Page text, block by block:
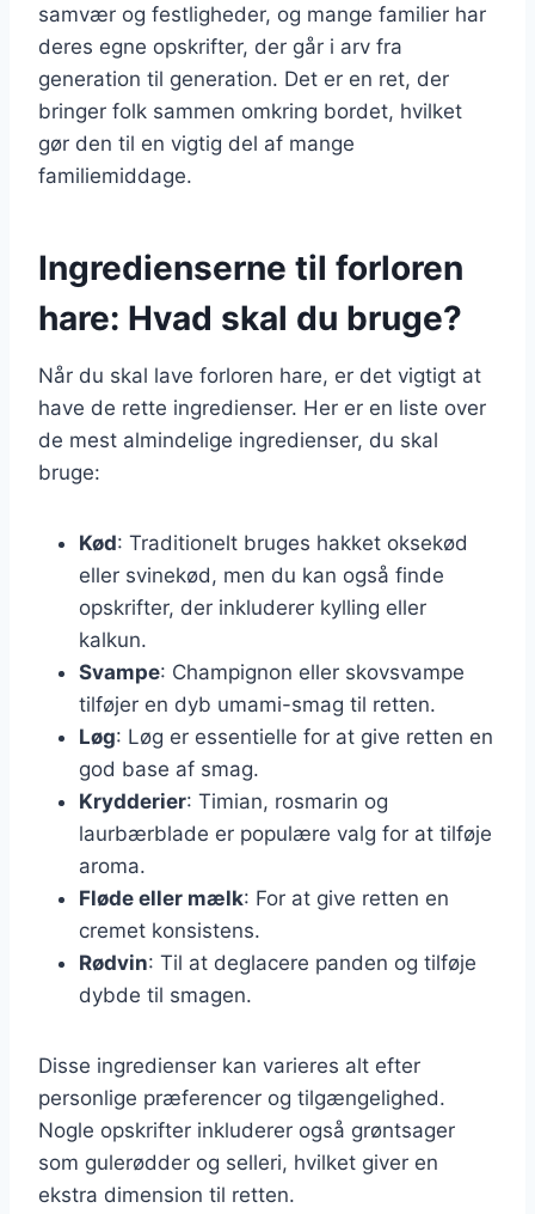
samvær og festligheder, og mange familier har
deres egne opskrifter, der går i arv fra
generation til generation. Det er en ret, der
bringer folk sammen omkring bordet, hvilket
gør den til en vigtig del af mange
familiemiddage.
Ingredienserne til forloren
hare: Hvad skal du bruge?
Når du skal lave forloren hare, er det vigtigt at
have de rette ingredienser. Her er en liste over
de mest almindelige ingredienser, du skal
bruge:
Kød: Traditionelt bruges hakket oksekød
eller svinekød, men du kan også finde
opskrifter, der inkluderer kylling eller
kalkun.
Svampe: Champignon eller skovsvampe
tilføjer en dyb umami-smag til retten.
Løg: Løg er essentielle for at give retten en
god base af smag.
Krydderier: Timian, rosmarin og
laurbærblade er populære valg for at tilføje
aroma.
Fløde eller mælk: For at give retten en
cremet konsistens.
Rødvin: Til at deglacere panden og tilføje
dybde til smagen.
Disse ingredienser kan varieres alt efter
personlige præferencer og tilgængelighed.
Nogle opskrifter inkluderer også grøntsager
som gulerødder og selleri, hvilket giver en
ekstra dimension til retten.